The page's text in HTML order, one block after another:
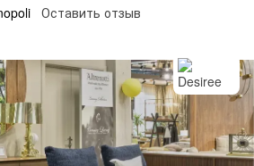
Оставить отзыв